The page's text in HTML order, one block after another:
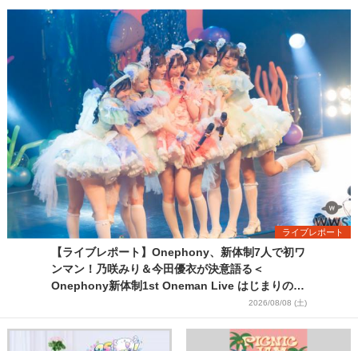
ライブレポート
【ライブレポート】Onephony、新体制7人で初ワ
ンマン！乃咲みり＆今田優衣が決意語る＜
Onephony新体制1st Oneman Live はじまりの夏
2026/08/08 (土)